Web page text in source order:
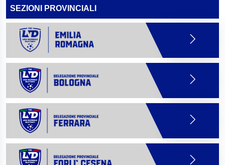
SEZIONI PROVINCIALI